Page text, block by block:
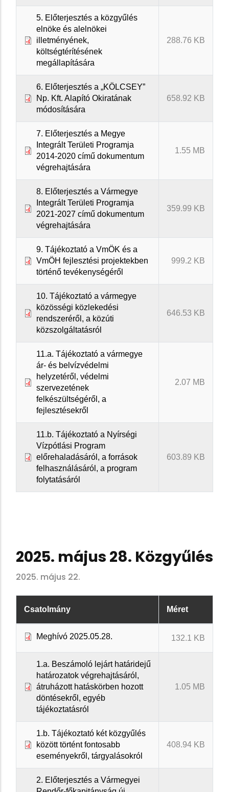
5. Előterjesztés a közgyűlés
elnöke és alelnökei
illetményének,
költségtérítésének
megállapítására
288.76 KB
6. Előterjesztés a „KÖLCSEY”
Np. Kft. Alapító Okiratának
módosítására
658.92 KB
7. Előterjesztés a Megye
Integrált Területi Programja
2014-2020 című dokumentum
végrehajtására
1.55 MB
8. Előterjesztés a Vármegye
Integrált Területi Programja
2021-2027 című dokumentum
végrehajtására
359.99 KB
9. Tájékoztató a VmÖK és a
VmÖH fejlesztési projektekben
történő tevékenységéről
999.2 KB
10. Tájékoztató a vármegye
közösségi közlekedési
rendszeréről, a közúti
közszolgáltatásról
646.53 KB
11.a. Tájékoztató a vármegye
ár- és belvízvédelmi
helyzetéről, védelmi
szervezetének
felkészültségéről, a
fejlesztésekről
2.07 MB
11.b. Tájékoztató a Nyírségi
Vízpótlási Program
előrehaladásáról, a források
felhasználásáról, a program
folytatásáról
603.89 KB
2025. május 28. Közgyűlés
2025. május 22.
Csatolmány Méret
Meghívó 2025.05.28. 132.1 KB
1.a. Beszámoló lejárt határidejű
határozatok végrehajtásáról,
átruházott hatáskörben hozott
döntésekről, egyéb
tájékoztatásról
1.05 MB
1.b. Tájékoztató két közgyűlés
között történt fontosabb
eseményekről, tárgyalásokról
408.94 KB
2. Előterjesztés a Vármegyei